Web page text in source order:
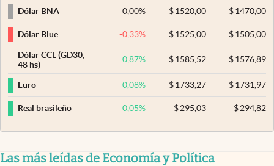
Dólar BNA
0,00% $ 1520,00 $1470,00
Dólar Blue -0,33% $ 1525,00 $1505,00
Dólar CCL (GD30,
48 hs)
0,87% $ 1585,52 $1576,89
Euro 0,08% $ 1733,27 $1731,97
Real brasileño 0,05% $ 295,03 $294,82
Las más leídas de Economía y Política